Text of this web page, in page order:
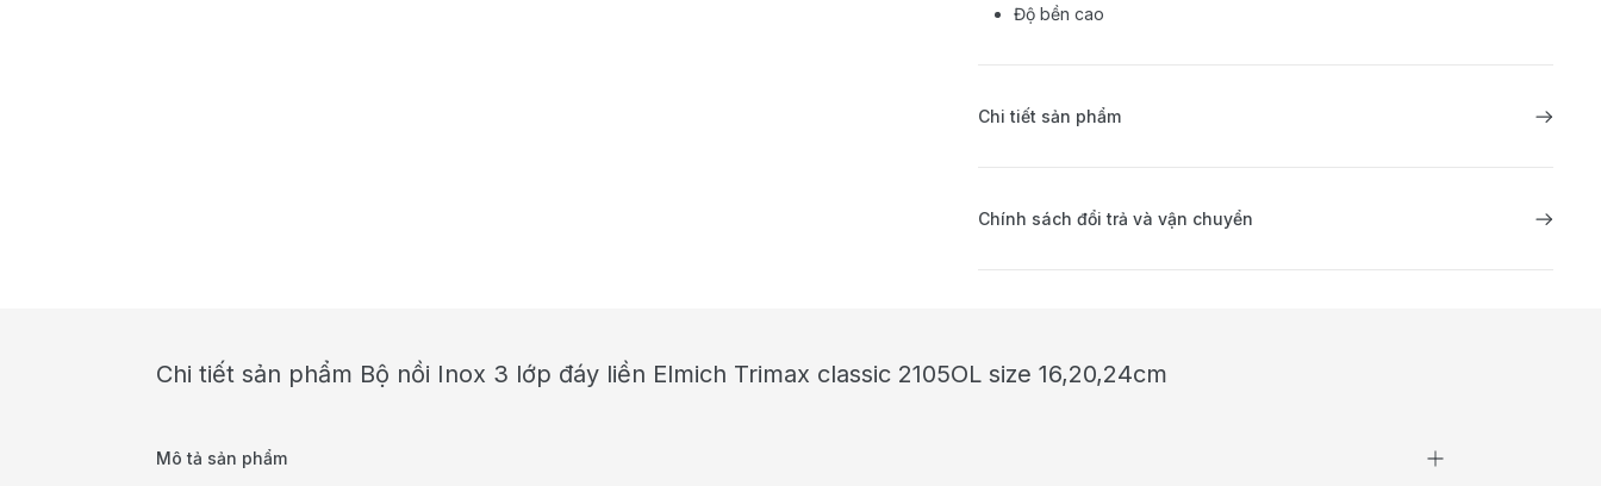
Độ bền cao
Chi tiết sản phẩm
Chính sách đổi trả và vận chuyển
Chi tiết sản phẩm Bộ nồi Inox 3 lớp đáy liền Elmich Trimax classic 2105OL size 16,20,24cm
Mô tả sản phẩm